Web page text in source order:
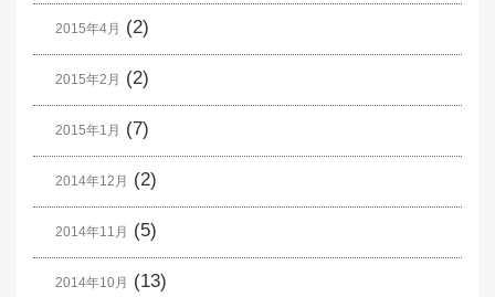
2015年4月 (2)
2015年2月 (2)
2015年1月 (7)
2014年12月 (2)
2014年11月 (5)
2014年10月 (13)